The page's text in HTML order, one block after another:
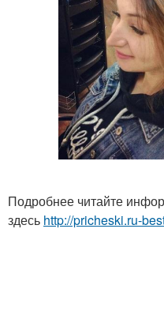
Подробнее читайте
здесь http://pricheski.ru-